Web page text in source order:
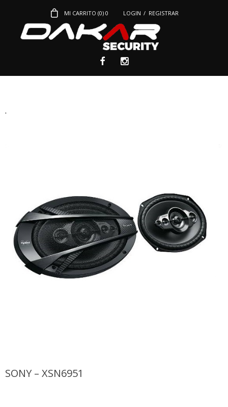
MI CARRITO (0) 0 LOGIN / REGISTRAR
.
SONY – XSN6951